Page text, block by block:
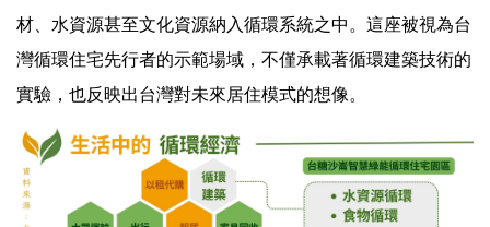
材、水資源甚至文化資源納入循環系統之中。這座被視為台
灣循環住宅先行者的示範場域，不僅承載著循環建築技術的
實驗，也反映出台灣對未來居住模式的想像。